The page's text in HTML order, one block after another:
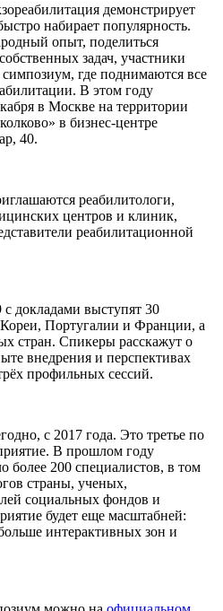
демонстрирует
набирает популярность.
опыт, поделиться
задач, участники
где поднимаются все
В этом году
в Москве на территории
в бизнес-центре
40.
реабилитологи,
центров и клиник,
реабилитационной
докладами выступят 30
Португалии и Франции, а
стран. Спикеры расскажут о
внедрения и перспективах
профильных сессий.
с 2017 года. Это третье по
В прошлом году
более 200 специалистов, в том
страны, ученых,
социальных фондов и
будет еще масштабней:
интерактивных зон и